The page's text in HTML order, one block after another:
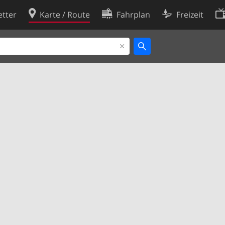
Karte / Route Fahrplan Freizeit
Cookie-Richtlinie
Cookie-Einstellungen